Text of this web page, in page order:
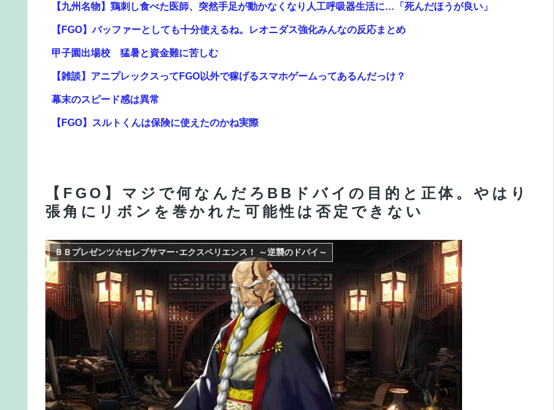
【FGO】バッファーとしても十分使えるね。レオニダス強化みんなの反応まとめ
甲子園出場校 猛暑と資金難に苦しむ
【雑談】アニプレックスってFGO以外で稼げるスマホゲームってあるんだっけ？
幕末のスピード感は異常
【FGO】スルトくんは保険に使えたのかね実際
【動画】女子高生ダンス部、完成度が高すぎる 過去最高傑作と話題にｗｗｗｗ
【FGO】グランドみんな金フォウいれてるもん？
【FGO】水着玉藻 Fate/GrandOrderのイラスト紹介3986
【FGO】グランドみんな金フォウいれてるもん？
【FGO】ティアマト Fate/GrandOrderのイラスト紹介3984
【九州名物】鶏刺し食べた医師、突然手足が動かなくなり人工呼吸器生活に…「死んだほうが良い」
【FGO】マジで何なんだろBBドバイの目的と正体。やはり
張角にリボンを巻かれた可能性は否定できない
ＢＢプレゼンツ☆セレブサマー･エクスペリエンス！ ～逆襲のドバイ～